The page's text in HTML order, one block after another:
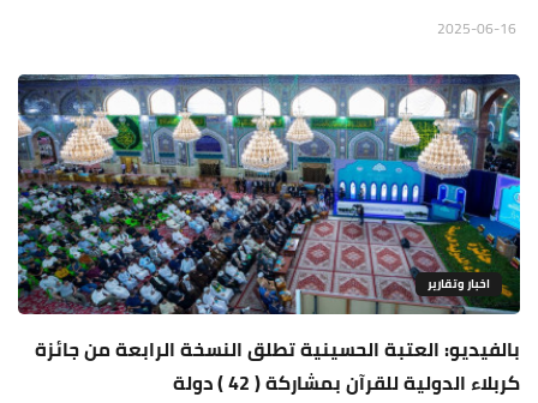
اخبار وتقارير
بالفيديو: العتبة الحسينية تطلق النسخة الرابعة من جائزة
كربلاء الدولية للقرآن بمشاركة ( 42 ) دولة